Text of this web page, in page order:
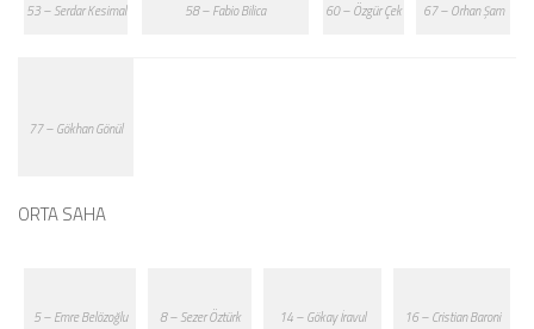
53 – Serdar Kesimal 58 – Fabio Bilica 60 – Özgür Çek 67 – Orhan Şam
77 – Gökhan Gönül
ORTA SAHA
5 – Emre Belözoğlu 8 – Sezer Öztürk 14 – Gökay İravul 16 – Cristian Baroni